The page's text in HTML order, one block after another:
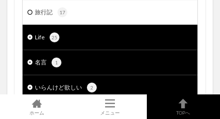
旅行記 17
Life 25
名言 1
いらんけど欲しい 2
ホーム メニュー TOPへ